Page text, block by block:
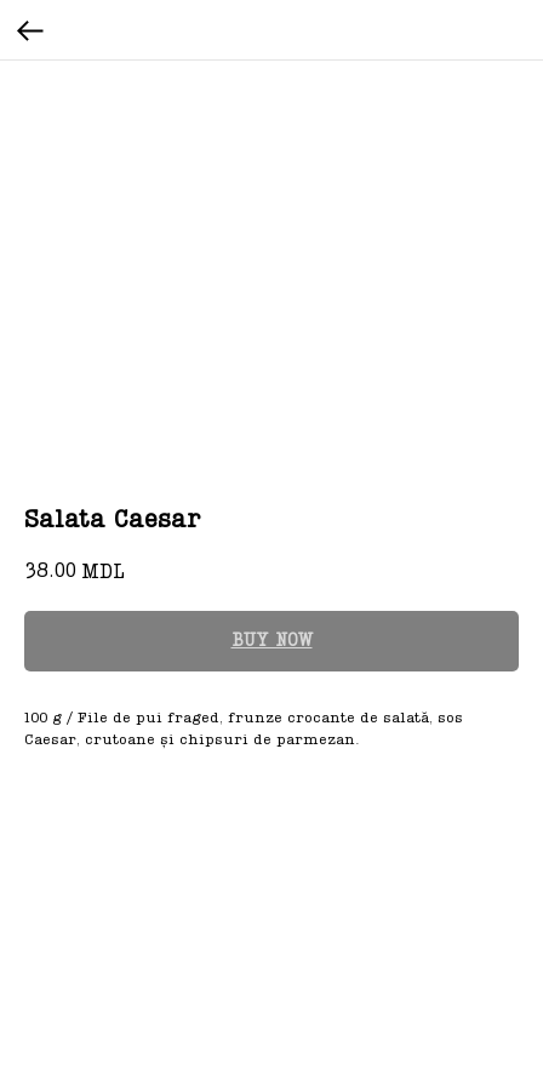
Salata Caesar
38.00 MDL
BUY NOW
100 g / File de pui fraged, frunze crocante de salată, sos
Caesar, crutoane și chipsuri de parmezan.